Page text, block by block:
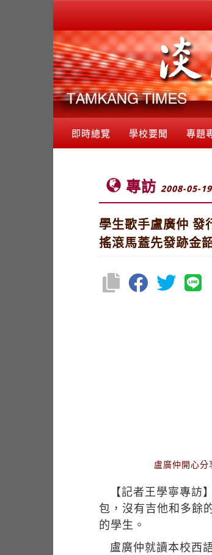
即時總覽 學校要聞 專題
專訪 2008-05-19
學生歌手盧廣仲 發
搖滾馬蓋先發跡金
盧廣仲開心
【記者王學寧專
包，沒有吉他和多餘
的學生。
盧廣仲就讀本校西